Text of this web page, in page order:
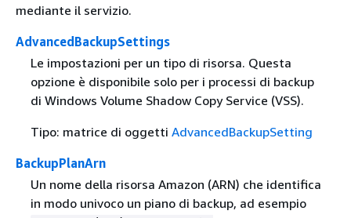
mediante il servizio.
AdvancedBackupSettings
Le impostazioni per un tipo di risorsa. Questa
opzione è disponibile solo per i processi di backup
di Windows Volume Shadow Copy Service (VSS).
Tipo: matrice di oggetti AdvancedBackupSetting
BackupPlanArn
Un nome della risorsa Amazon (ARN) che identifica
in modo univoco un piano di backup, ad esempio